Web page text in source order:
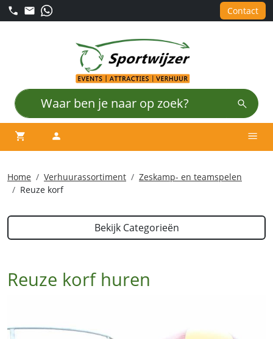
Contact
winkelwagen
account
Home Verhuurassortiment
Zeskamp- en teamspelen
Reuze korf
Bekijk Categorieën
Reuze korf huren